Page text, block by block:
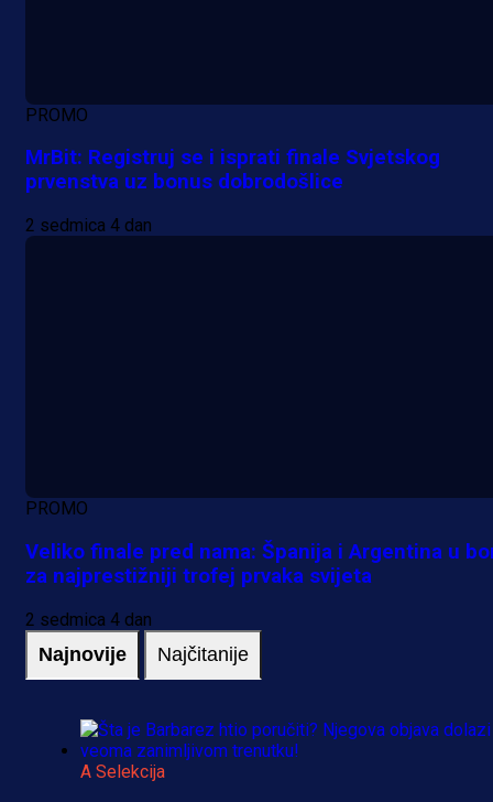
PROMO
MrBit: Registruj se i isprati finale Svjetskog
prvenstva uz bonus dobrodošlice
2 sedmica 4 dan
PROMO
Veliko finale pred nama: Španija i Argentina u
za najprestižniji trofej prvaka svijeta
2 sedmica 4 dan
Najnovije Najčitanije
A Selekcija